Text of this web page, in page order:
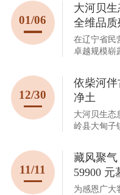
01/06
大河贝生
全维品
在辽宁省民
卓越规模崭
牢了服务全
12/30
依柴河
净土
大河贝生态
岭县大甸子
11/11
藏风聚气
59900 元
为感恩广大